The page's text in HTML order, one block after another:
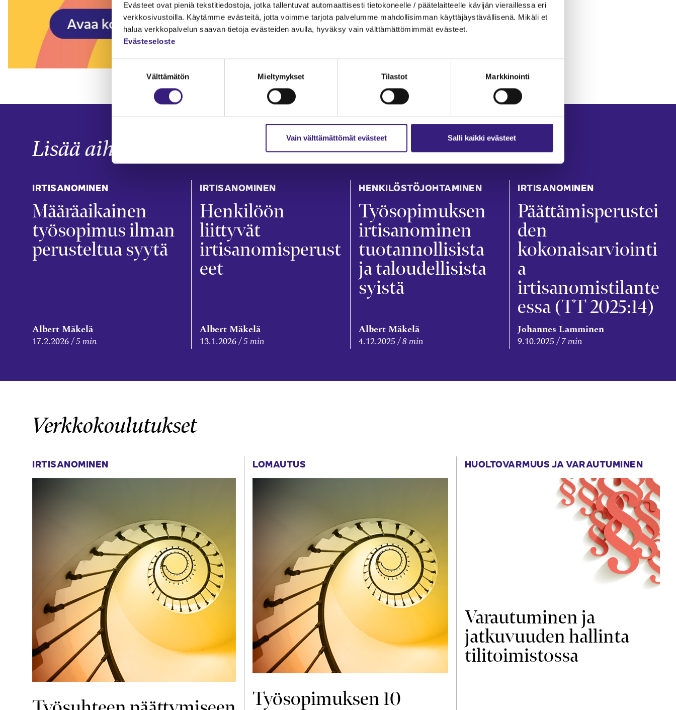
Evästeet ovat pieniä tekstitiedostoja, jotka tallentuvat automaattisesti tietokoneelle / päätelaitteelle kävijän vieraillessa eri
verkkosivustoilla. Käytämme evästeitä, jotta voimme tarjota palvelumme mahdollisimman käyttäjäystävällisenä. Mikäli et
halua verkkopalvelun saavan tietoja evästeiden avulla, hyväksy vain välttämättömimmät evästeet.
Evästeseloste
Välttämätön Mieltymykset Tilastot Markkinointi
Vain välttämättömät evästeet Salli kaikki evästeet
Lisää aiheesta
IRTISANOMINEN
Määräaikainen
työsopimus ilman
perusteltua syytä
Albert Mäkelä
17.2.2026 5 min
IRTISANOMINEN
Henkilöön
liittyvät
irtisanomisperust
eet
Albert Mäkelä
13.1.2026 5 min
HENKILÖSTÖJOHTAMINEN
Työsopimuksen
irtisanominen
tuotannollisista
ja taloudellisista
syistä
Albert Mäkelä
4.12.2025
8 min
IRTISANOMINEN
Päättämisperustei
den
kokonaisarviointi
a
irtisanomistilante
essa (TT 2025:14)
Johannes Lamminen
9.10.2025
7 min
Verkkokoulutukset
IRTISANOMINEN LOMAUTUS
Työsopimuksen 10
HUOLTOVARMUUS JA VARAUTUMINEN
Varautuminen ja
jatkuvuuden hallinta
tilitoimistossa